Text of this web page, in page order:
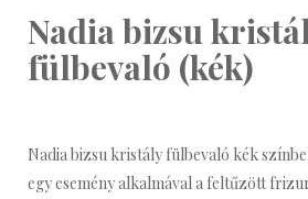
Nadia bizsu
fülbevaló (kék)
Nadia bizsu kristály fülbevaló kék
egy esemény alkalmával a feltűzött